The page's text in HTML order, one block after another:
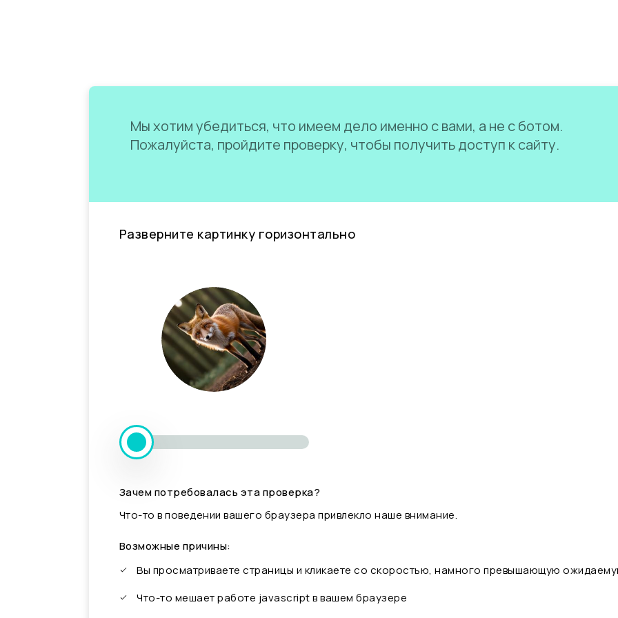
Мы хотим убедиться, что имеем дело именно с вами, а не с ботом.
Пожалуйста, пройдите проверку, чтобы получить доступ к сайту.
Разверните картинку горизонтально
Зачем потребовалась эта проверка?
Что-то в поведении вашего браузера привлекло наше внимание.
Возможные причины:
Вы просматриваете страницы и кликаете со скоростью, намного превышающую
Что-то мешает работе javascript в вашем браузере